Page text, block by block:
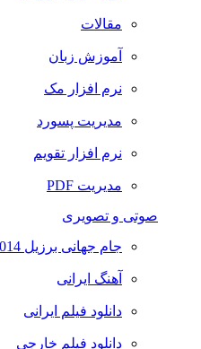
مقالات
آموزش زبان
نرم افزار مک
مدیریت پسورد
نرم افزار تقویم
مدیریت PDF
صوتی و تصویری
جام جهانی برزیل 2014
آهنگ ایرانی
دانلود فیلم ایرانی
دانلود فیلم خارجی